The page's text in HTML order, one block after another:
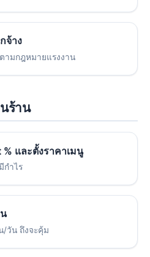
จ้าง
ามกฎหมายแรงงาน
ร้าน
และตั้งราคาเมนู
กำไร
/วัน ถึงจะคุ้ม